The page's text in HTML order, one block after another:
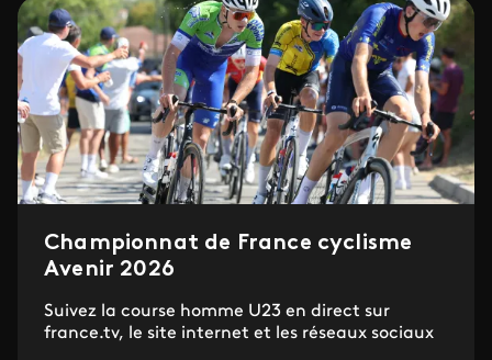
Championnat de France cyclisme
Avenir 2026
Suivez la course homme U23 en direct sur
france.tv, le site internet et les réseaux sociaux